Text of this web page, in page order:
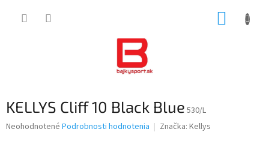
KELLYS Cliff 10 Black Blue 530/L
Priemerné
Neohodnotené Podrobnosti hodnotenia Značka: Kellys